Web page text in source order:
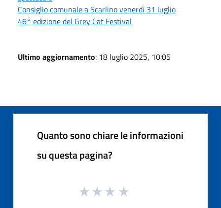
Consiglio comunale a Scarlino venerdì 31 luglio
46° edizione del Grey Cat Festival
Ultimo aggiornamento: 18 luglio 2025, 10:05
Quanto sono chiare le informazioni
su questa pagina?